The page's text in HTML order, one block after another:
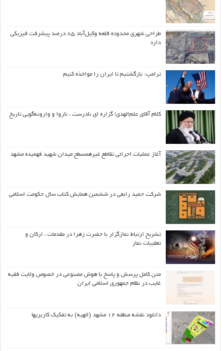
طراحی شهری محدوده قلعه وکیل‌آباد ۸۵ درصد پیشرفت فیزیکی
دارد
ترامپ: بازگشتیم تا ایران را مواخذه کنیم
کلام آقای علم‌الهدی! گزاره ای نادرست ، ناروا و وارونه‌گویی تاریخ
آغاز عملیات اجرائی تقاطع غیرهمسطح میدان شهید فهمیده مشهد
شرکت حمید رابعی در ششمین همایش کتاب سال حکومت اسلامی
تشریح ارتباط نمازگزار با حضرت زهرا در مقدمات ، ارکان و
تعقیبات نماز
متن کامل پرسش و پاسخ با هوش مصنوعی در خصوص ولایت فقیه
غایب در نظام جمهوری اسلامی ایران
دانلود نقشه منطقه ۱۲ مشهد (الهیه) به تفکیک کاربریها